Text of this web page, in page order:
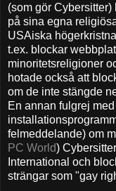
(som gör
på sina egna
USAiska
t.ex. blockar
minoritetsreligioner
hotade också att
om de inte stängde
En annan fulgrej
felmeddelande) om
PC World)
International och
strängar som "gay